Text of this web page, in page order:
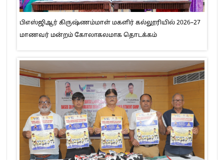
பிஎஸ்ஜிஆர் கிருஷ்ணம்மாள் மகளிர் கல்லூரியில் 2026–27
மாணவர் மன்றம் கோலாகலமாக தொடக்கம்